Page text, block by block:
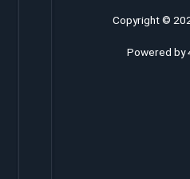
Copyright ©
Powered by